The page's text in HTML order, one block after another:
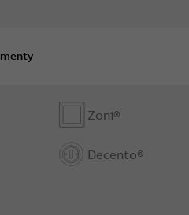
Zoni®
Decento®